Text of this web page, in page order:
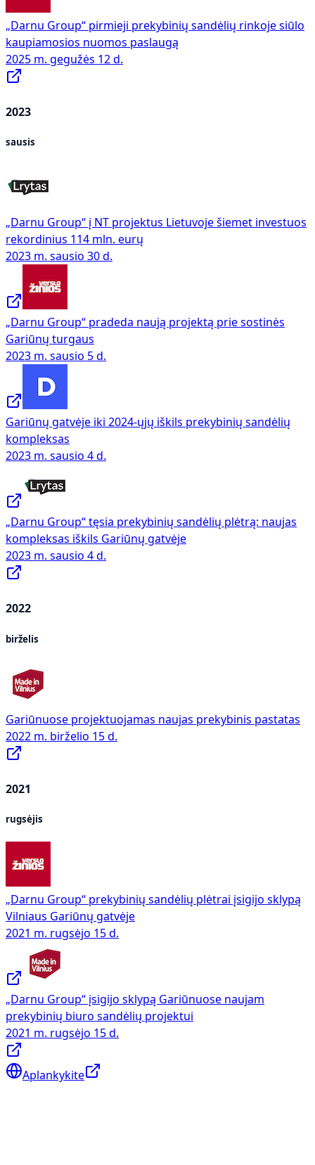
„Darnu Group“ pirmieji prekybinių sandėlių rinkoje siūlo
kaupiamosios nuomos paslaugą
2025 m. gegužės 12 d.
2023
sausis
„Darnu Group“ į NT projektus Lietuvoje šiemet investuos
rekordinius 114 mln. eurų
2023 m. sausio 30 d.
„Darnu Group“ pradeda naują projektą prie sostinės
Gariūnų turgaus
2023 m. sausio 5 d.
Gariūnų gatvėje iki 2024-ųjų iškils prekybinių sandėlių
kompleksas
2023 m. sausio 4 d.
„Darnu Group“ tęsia prekybinių sandėlių plėtrą: naujas
kompleksas iškils Gariūnų gatvėje
2023 m. sausio 4 d.
2022
birželis
Gariūnuose projektuojamas naujas prekybinis pastatas
2022 m. birželio 15 d.
2021
rugsėjis
„Darnu Group“ prekybinių sandėlių plėtrai įsigijo sklypą
Vilniaus Gariūnų gatvėje
2021 m. rugsėjo 15 d.
„Darnu Group“ įsigijo sklypą Gariūnuose naujam
prekybinių biuro sandėlių projektui
2021 m. rugsėjo 15 d.
Aplankykite